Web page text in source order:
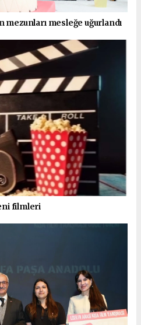
mesleğe uğurlandı
filmleri